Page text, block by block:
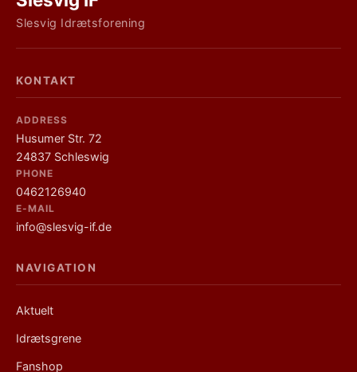
Slesvig Idrætsforening
KONTAKT
ADDRESS
Husumer Str. 72
24837 Schleswig
PHONE
0462126940
E-MAIL
info@slesvig-if.de
NAVIGATION
Links
Aktuelt
Idrætsgrene
Fanshop